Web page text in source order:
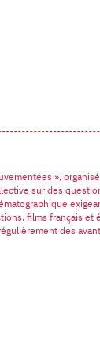
»,
sur des
films français et
des